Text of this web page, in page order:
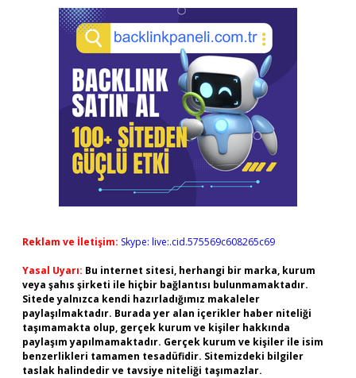
Reklam ve İletişim: Skype: live:.cid.575569c608265c69
Yasal Uyarı: Bu internet sitesi, herhangi bir marka, kurum
veya şahıs şirketi ile hiçbir bağlantısı bulunmamaktadır.
Sitede yalnızca kendi hazırladığımız makaleler
paylaşılmaktadır. Burada yer alan içerikler haber niteliği
taşımamakta olup, gerçek kurum ve kişiler hakkında
paylaşım yapılmamaktadır. Gerçek kurum ve kişiler ile isim
benzerlikleri tamamen tesadüfidir. Sitemizdeki bilgiler
taslak halindedir ve tavsiye niteliği taşımazlar.